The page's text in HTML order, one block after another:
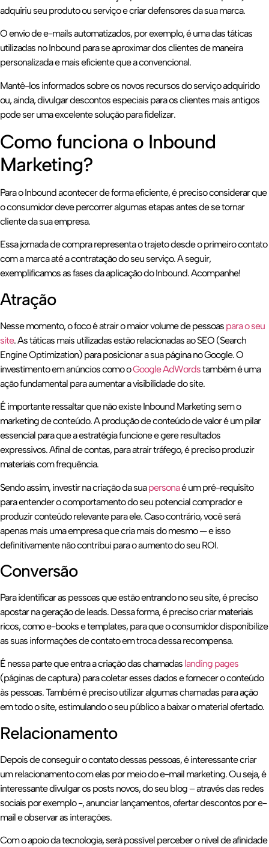
adquiriu seu produto ou serviço e criar defensores da sua marca.
O envio de e-mails automatizados, por exemplo, é uma das táticas
utilizadas no Inbound para se aproximar dos clientes de maneira
personalizada e mais eficiente que a convencional.
Mantê-los informados sobre os novos recursos do serviço adquirido
ou, ainda, divulgar descontos especiais para os clientes mais antigos
pode ser uma excelente solução para fidelizar.
Como funciona o Inbound
Marketing?
Para o Inbound acontecer de forma eficiente, é preciso considerar que
o consumidor deve percorrer algumas etapas antes de se tornar
cliente da sua empresa.
Essa jornada de compra representa o trajeto desde o primeiro contato
com a marca até a contratação do seu serviço. A seguir,
exemplificamos as fases da aplicação do Inbound. Acompanhe!
Atração
Nesse momento, o foco é atrair o maior volume de pessoas para o seu
site. As táticas mais utilizadas estão relacionadas ao SEO (Search
Engine Optimization) para posicionar a sua página no Google. O
investimento em anúncios como oGoogle AdWordstambém é uma
ação fundamental para aumentar a visibilidade do site.
É importante ressaltar que não existe Inbound Marketing sem o
marketing de conteúdo. A produção de conteúdo de valor é um pilar
essencial para que a estratégia funcione e gere resultados
expressivos. Afinal de contas, para atrair tráfego, é preciso produzir
materiais com frequência.
Sendo assim, investir na criação da suapersonaé um pré-requisito
para entender o comportamento do seu potencial comprador e
produzir conteúdo relevante para ele. Caso contrário, você será
apenas mais uma empresa que cria mais do mesmo — e isso
definitivamente não contribui para o aumento do seu ROI.
Conversão
Para identificar as pessoas que estão entrando no seu site, é preciso
apostar na geração de leads. Dessa forma, é preciso criar materiais
ricos, como e-books e templates, para que o consumidor disponibilize
as suas informações de contato em troca dessa recompensa.
É nessa parte que entra a criação das chamadas landing pages
(páginas de captura) para coletar esses dados e fornecer o conteúdo
às pessoas. Também é preciso utilizar algumas chamadas para ação
em todo o site, estimulando o seu público a baixar o material ofertado.
Relacionamento
Depois de conseguir o contato dessas pessoas, é interessante criar
um relacionamento com elas por meio do e-mail marketing. Ou seja, é
interessante divulgar os posts novos, do seu blog – através das redes
sociais por exemplo -, anunciar lançamentos, ofertar descontos por e-
mail e observar as interações.
Com o apoio da tecnologia, será possível perceber o nível de afinidade